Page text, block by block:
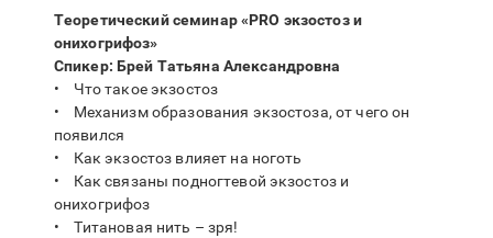
Теоретический семинар «PRO экзостоз и
онихогрифоз»
Спикер: Брей Татьяна Александровна
• Что такое экзостоз
• Механизм образования экзостоза, от чего он
появился
• Как экзостоз влияет на ноготь
• Как связаны подногтевой экзостоз и
онихогрифоз
• Титановая нить – зря!